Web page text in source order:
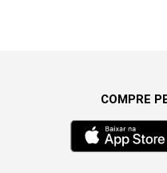
COMPRE